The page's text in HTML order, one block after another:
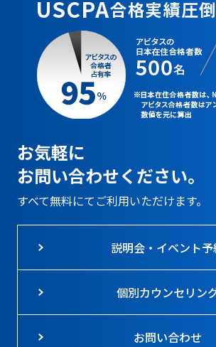
お気軽に
お問い合わせください。
すべて無料にてご利用いただけます。
説明会・イベント予
個別カウンセリン
お問い合わせ